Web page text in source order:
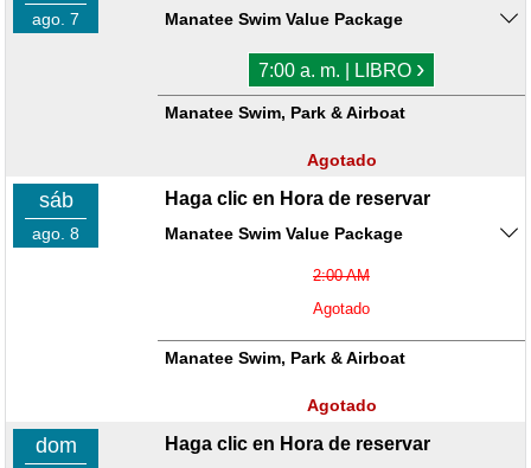
ago. 7 Manatee Swim Value Package
7:00 a. m. | LIBRO ›
Manatee Swim, Park & Airboat
Agotado
sáb
ago. 8
Haga clic en Hora de reservar
Manatee Swim Value Package
2:00 AM
Agotado
Manatee Swim, Park & Airboat
Agotado
dom Haga clic en Hora de reservar